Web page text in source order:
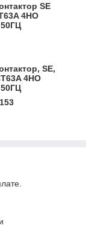
SE
4НО
SE,
4НО